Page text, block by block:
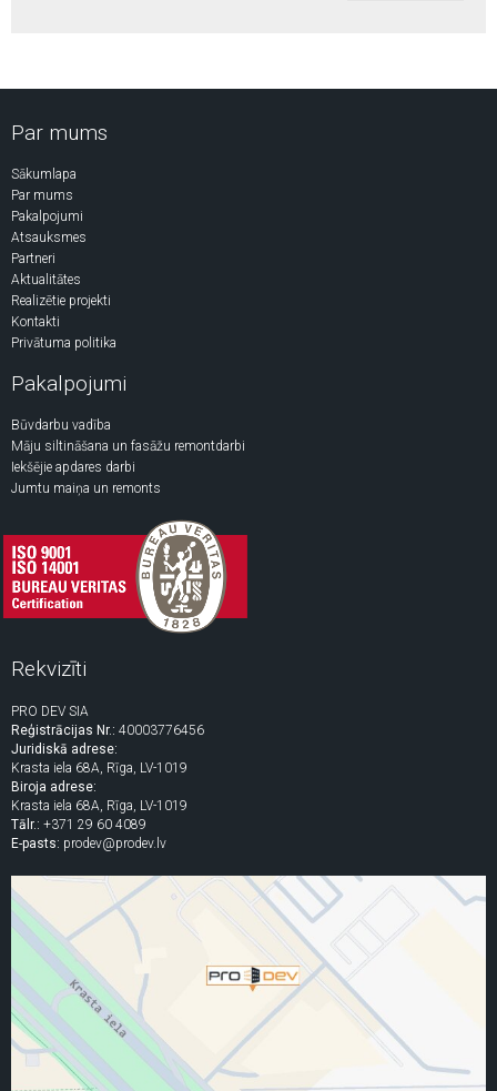
Par mums
Sākumlapa
Par mums
Pakalpojumi
Atsauksmes
Partneri
Aktualitātes
Realizētie projekti
Kontakti
Privātuma politika
Pakalpojumi
Būvdarbu vadība
Māju siltināšana un fasāžu remontdarbi
Iekšējie apdares darbi
Jumtu maiņa un remonts
Rekvizīti
PRO DEV SIA
Reģistrācijas Nr.: 40003776456
Juridiskā adrese:
Krasta iela 68A, Rīga, LV-1019
Biroja adrese:
Krasta iela 68A, Rīga, LV-1019
Tālr.: +371 29 60 4089
E-pasts: prodev@prodev.lv